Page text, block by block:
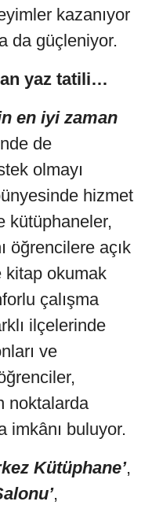
kazanıyor
da güçleniyor.
yaz tatili…
en iyi zaman
de
olmayı
hizmet
kütüphaneler,
öğrencilere açık
kitap okumak
çalışma
ilçelerinde
ve
noktalarda
imkânı buluyor.
Kütüphane’,
,